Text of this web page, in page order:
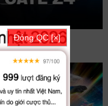
Cảng Gate24
The Border (2026)
Đóng QC [×]